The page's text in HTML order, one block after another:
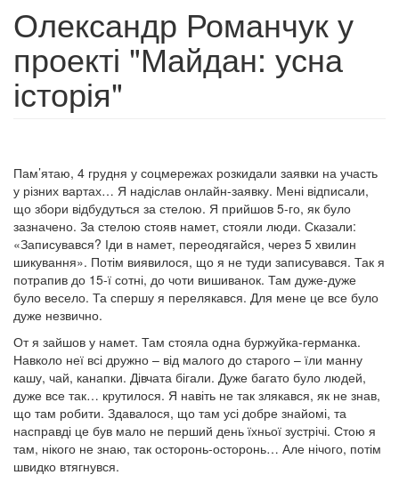
Олександр Романчук у
проекті "Майдан: усна
історія"
Пам’ятаю, 4 грудня у соцмережах розкидали заявки на участь
у різних вартах… Я надіслав онлайн-заявку. Мені відписали,
що збори відбудуться за стелою. Я прийшов 5-го, як було
зазначено. За стелою стояв намет, стояли люди. Сказали:
«Записувався? Іди в намет, переодягайся, через 5 хвилин
шикування». Потім виявилося, що я не туди записувався. Так я
потрапив до 15-ї сотні, до чоти вишиванок. Там дуже-дуже
було весело. Та спершу я перелякався. Для мене це все було
дуже незвично.
От я зайшов у намет. Там стояла одна буржуйка-германка.
Навколо неї всі дружно – від малого до старого – їли манну
кашу, чай, канапки. Дівчата бігали. Дуже багато було людей,
дуже все так… крутилося. Я навіть не так злякався, як не знав,
що там робити. Здавалося, що там усі добре знайомі, та
насправді це був мало не перший день їхньої зустрічі. Стою я
там, нікого не знаю, так осторонь-осторонь… Але нічого, потім
швидко втягнувся.